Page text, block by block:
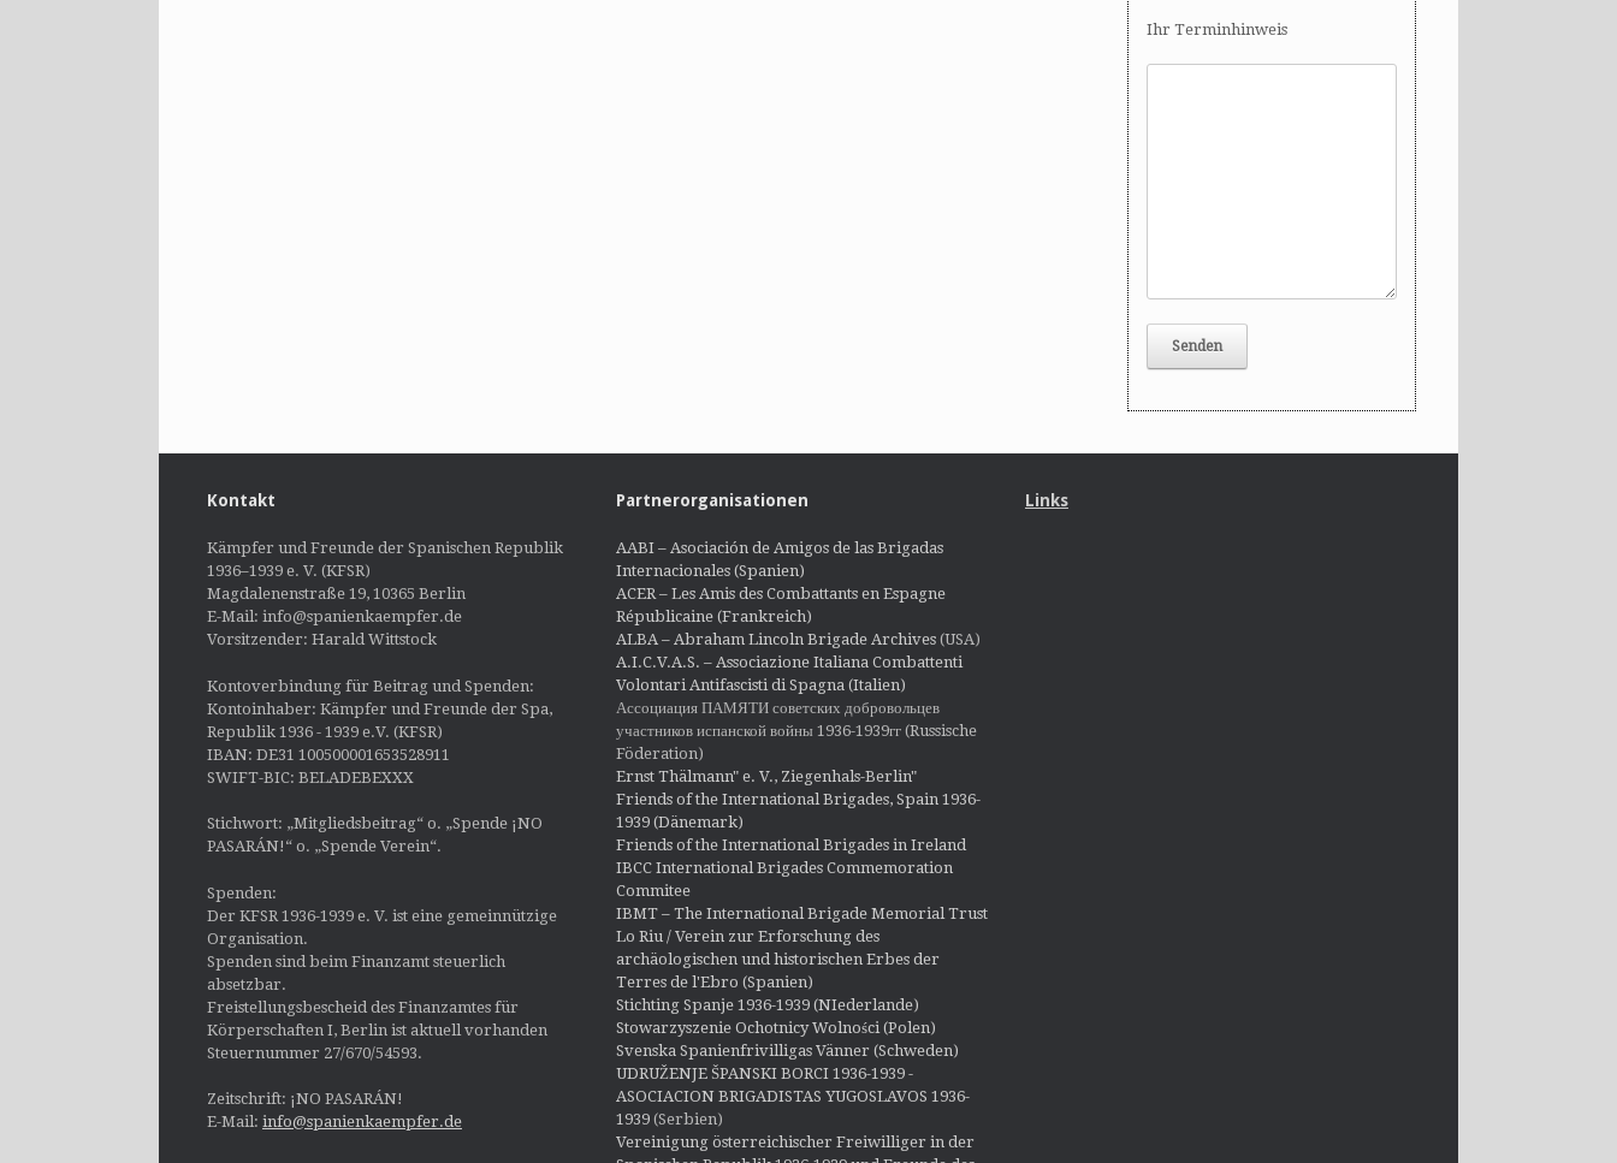
Ihr Terminhinweis
Kontakt
Kämpfer und Freunde der Spanischen Republik
1936–1939 e. V. (KFSR)
Magdalenenstraße 19, 10365 Berlin
E-Mail: info@spanienkaempfer.de
Vorsitzender: Harald Wittstock
Kontoverbindung für Beitrag und Spenden:
Kontoinhaber: Kämpfer und Freunde der Spa,
Republik 1936 - 1939 e.V. (KFSR)
IBAN: DE31 100500001653528911
SWIFT-BIC: BELADEBEXXX
Stichwort: „Mitgliedsbeitrag“ o. „Spende ¡NO
PASARÁN!“ o. „Spende Verein“.
Spenden:
Der KFSR 1936-1939 e. V. ist eine gemeinnützige
Organisation.
Spenden sind beim Finanzamt steuerlich
absetzbar.
Freistellungsbescheid des Finanzamtes für
Körperschaften I, Berlin ist aktuell vorhanden
Steuernummer 27/670/54593.
Zeitschrift: ¡NO PASARÁN!
E-Mail: info@spanienkaempfer.de
Partnerorganisationen
AABI – Asociación de Amigos de las Brigadas
Internacionales (Spanien)
ACER – Les Amis des Combattants en Espagne
Républicaine (Frankreich)
ALBA – Abraham Lincoln Brigade Archives(USA)
A.I.C.V.A.S. – Associazione Italiana Combattenti
Volontari Antifascisti di Spagna (Italien)
Ассоциация ПАМЯТИ советских добровольцев
участников испанской войны 1936-1939гг (Russische
Föderation)
Ernst Thälmann" e. V., Ziegenhals-Berlin"
Friends of the International Brigades, Spain 1936-
1939 (Dänemark)
Friends of the International Brigades in Ireland
IBCC International Brigades Commemoration
Commitee
IBMT – The International Brigade Memorial Trust
Lo Riu / Verein zur Erforschung des
archäologischen und historischen Erbes der
Terres de l'Ebro (Spanien)
Stichting Spanje 1936-1939 (NIederlande)
Stowarzyszenie Ochotnicy Wolności (Polen)
Svenska Spanienfrivilligas Vänner (Schweden)
UDRUŽENJE ŠPANSKI BORCI 1936-1939 -
ASOCIACION BRIGADISTAS YUGOSLAVOS 1936-
1939(Serbien)
Vereinigung österreichischer Freiwilliger in der
Links